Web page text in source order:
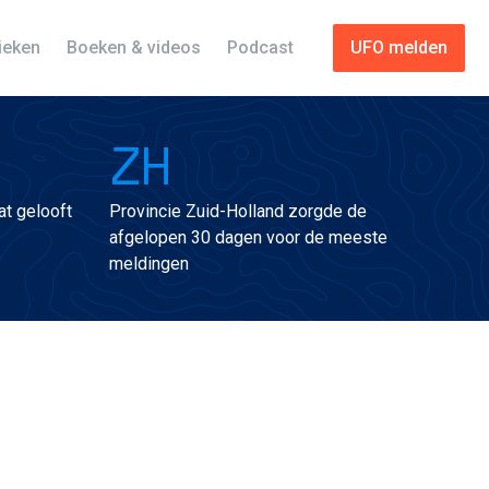
UFO melden
Boeken & videos Podcast
gelooft
ZH
Provincie Zuid-Holland zorgde de
afgelopen 30 dagen voor de meeste
meldingen